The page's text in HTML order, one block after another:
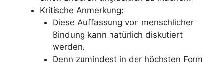
Kritische Anmerkung:
Diese Auffassung von menschlicher
Bindung kann natürlich diskutiert
werden.
Denn zumindest in der höchsten Form